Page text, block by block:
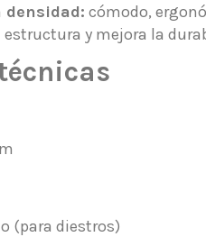
densidad: cómodo,
estructura y mejora la
(para diestros)